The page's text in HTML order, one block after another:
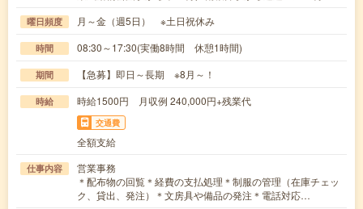
曜日頻度 月～金（週5日） ※土日祝休み
時間 08:30～17:30(実働8時間 休憩1時間)
期間 【急募】即日～長期 ※8月～！
時給 時給1500円 月収例 240,000円+残業代
交通費
全額支給
仕事内容
営業事務
＊配布物の回覧＊経費の支払処理＊制服の管理（在庫チェッ
ク、貸出、発注）＊文房具や備品の発注＊電話対応…